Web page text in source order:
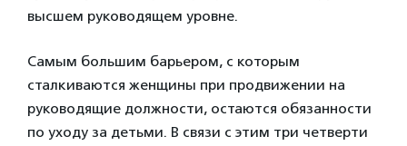
высшем руководящем уровне.
Самым большим барьером, с которым
сталкиваются женщины при продвижении на
руководящие должности, остаются обязанности
по уходу за детьми. В связи с этим три четверти